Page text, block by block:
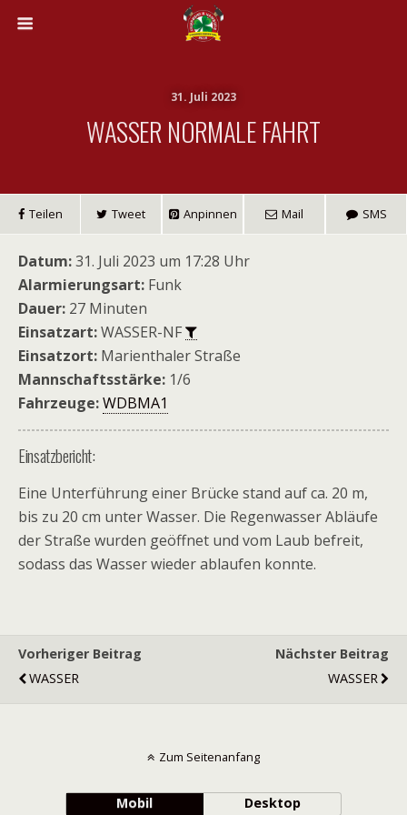
31. Juli 2023
WASSER NORMALE FAHRT
Teilen Tweet Anpinnen Mail SMS
Datum:31. Juli 2023 um 17:28 Uhr
Alarmierungsart: Funk
Dauer: 27 Minuten
Einsatzart:WASSER-NF
Einsatzort: Marienthaler Straße
Mannschaftsstärke: 1/6
Fahrzeuge:WDBMA1
Einsatzbericht:
Eine Unterführung einer Brücke stand auf ca. 20 m,
bis zu 20 cm unter Wasser. Die Regenwasser Abläufe
der Straße wurden geöffnet und vom Laub befreit,
sodass das Wasser wieder ablaufen konnte.
Vorheriger Beitrag
WASSER
Nächster Beitrag
WASSER
Zum Seitenanfang
Mobil Desktop